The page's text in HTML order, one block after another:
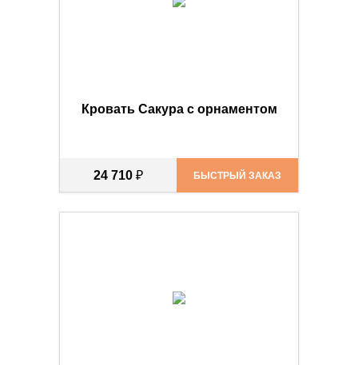
Кровать Сакура с орнаментом
24 710 ₽ БЫСТРЫЙ ЗАКАЗ